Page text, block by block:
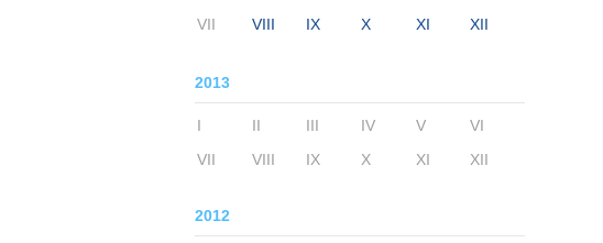
VII VIII IX X XI XII
2013
I II III IV V
VI
VII
VIII IX X XI XII
2012